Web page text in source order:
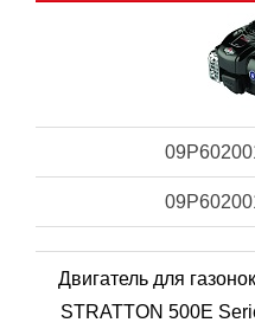
Двигатель для
STRATTON 500E